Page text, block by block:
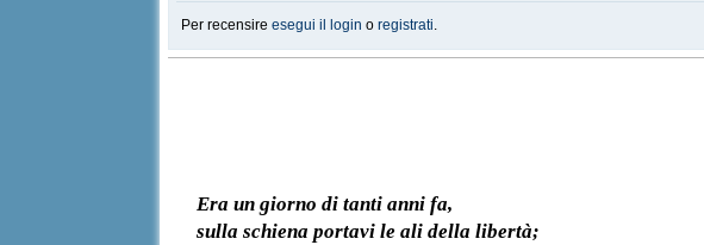
Per recensireesegui il login oregistrati.
Era un giorno di tanti anni fa,
sulla schiena portavi le ali della libertà;